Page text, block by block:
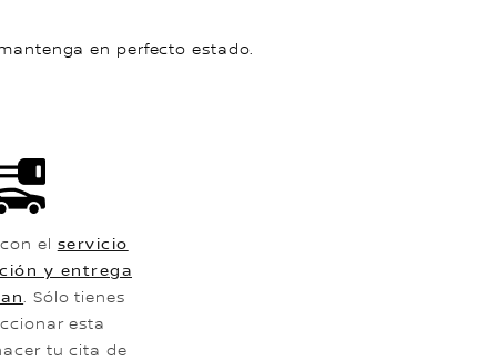
en perfecto estado.
el servicio
y entrega
. Sólo tienes
esta
tu cita de